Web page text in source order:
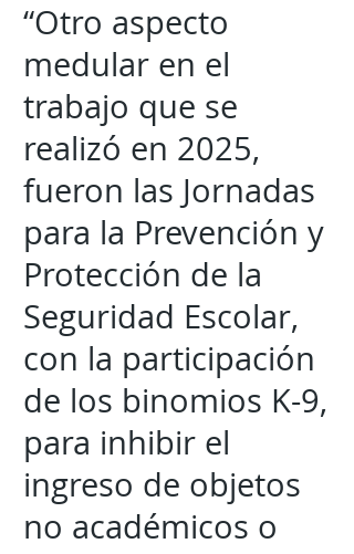
“Otro aspecto
medular en el
trabajo que se
realizó en 2025,
fueron las Jornadas
para la Prevención y
Protección de la
Seguridad Escolar,
con la participación
de los binomios K-9,
para inhibir el
ingreso de objetos
no académicos o